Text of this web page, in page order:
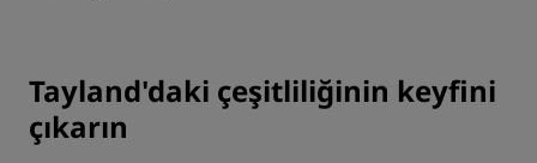
Tayland'daki çeşitliliğinin keyfini
çıkarın